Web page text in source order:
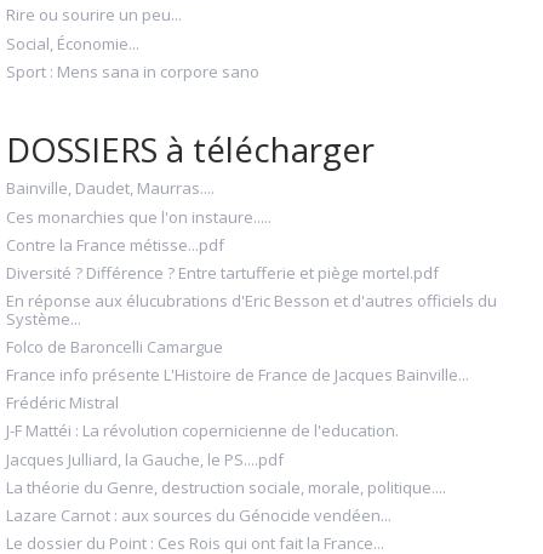
Rire ou sourire un peu...
Social, Économie...
Sport : Mens sana in corpore sano
DOSSIERS à télécharger
Bainville, Daudet, Maurras....
Ces monarchies que l'on instaure.....
Contre la France métisse...pdf
Diversité ? Différence ? Entre tartufferie et piège mortel.pdf
En réponse aux élucubrations d'Eric Besson et d'autres officiels du
Système...
Folco de Baroncelli Camargue
France info présente L'Histoire de France de Jacques Bainville...
Frédéric Mistral
J-F Mattéi : La révolution copernicienne de l'education.
Jacques Julliard, la Gauche, le PS....pdf
La théorie du Genre, destruction sociale, morale, politique....
Lazare Carnot : aux sources du Génocide vendéen...
Le dossier du Point : Ces Rois qui ont fait la France...